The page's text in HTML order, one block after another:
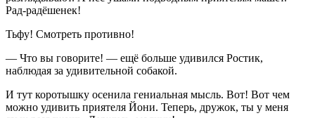
Рад-радёшенек!
Тьфу! Смотреть противно!
— Что вы говорите! — ещё больше удивился Ростик,
наблюдая за удивительной собакой.
И тут коротышку осенила гениальная мысль. Вот! Вот чем
можно удивить приятеля Йони. Теперь, дружок, ты у меня